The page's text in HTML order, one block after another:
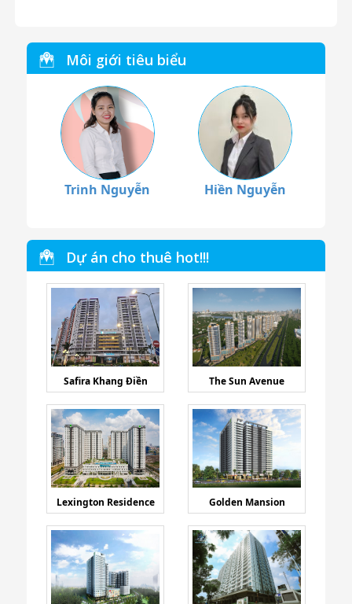
Môi giới tiêu biểu
Trinh Nguyễn Hiền Nguyễn
Dự án cho thuê hot!!!
Safira Khang Điền The Sun Avenue
Lexington Residence Golden Mansion